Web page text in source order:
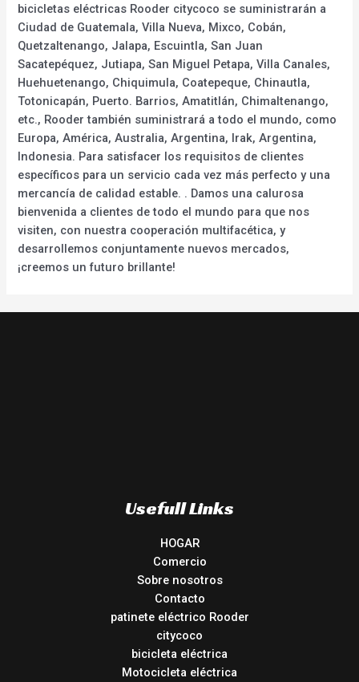
bicicletas eléctricas Rooder citycoco se suministrarán a
Ciudad de Guatemala, Villa Nueva, Mixco, Cobán,
Quetzaltenango, Jalapa, Escuintla, San Juan
Sacatepéquez, Jutiapa, San Miguel Petapa, Villa Canales,
Huehuetenango, Chiquimula, Coatepeque, Chinautla,
Totonicapán, Puerto. Barrios, Amatitlán, Chimaltenango,
etc., Rooder también suministrará a todo el mundo, como
Europa, América, Australia, Argentina, Irak, Argentina,
Indonesia. Para satisfacer los requisitos de clientes
específicos para un servicio cada vez más perfecto y una
mercancía de calidad estable. . Damos una calurosa
bienvenida a clientes de todo el mundo para que nos
visiten, con nuestra cooperación multifacética, y
desarrollemos conjuntamente nuevos mercados,
¡creemos un futuro brillante!
Usefull Links
HOGAR
Comercio
Sobre nosotros
Contacto
patinete eléctrico Rooder
citycoco
bicicleta eléctrica
Motocicleta eléctrica